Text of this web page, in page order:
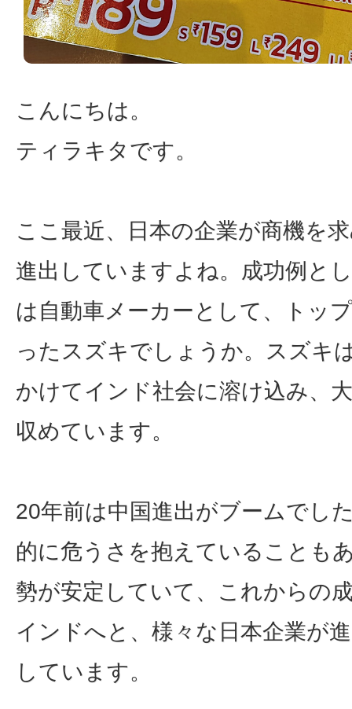
こんにちは。
ティラキタです。
ここ最近、日本の企業が商機を
進出していますよね。成功例と
は自動車メーカーとして、トッ
ったスズキでしょうか。スズキ
かけてインド社会に溶け込み、
収めています。
20年前は中国進出がブームでし
的に危うさを抱えていることも
勢が安定していて、これからの
インドへと、様々な日本企業が
しています。